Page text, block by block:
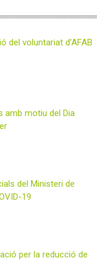
del voluntariat d’AFAB
amb motiu del Dia
del Ministeri de
19
per la reducció de